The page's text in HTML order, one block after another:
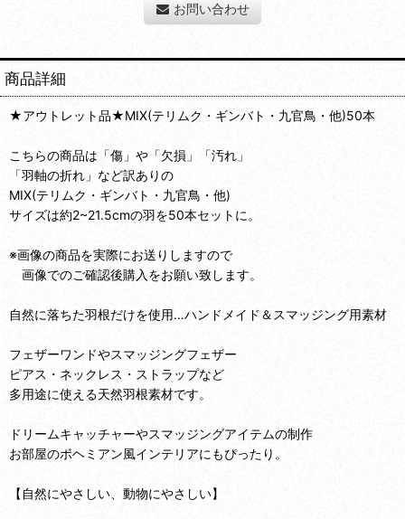
お問い合わせ
商品詳細
★アウトレット品★MIX(テリムク・ギンバト・九官鳥・他)50本
こちらの商品は「傷」や「欠損」「汚れ」
「羽軸の折れ」など訳ありの
MIX(テリムク・ギンバト・九官鳥・他)
サイズは約2~21.5cmの羽を50本セットに。
※画像の商品を実際にお送りしますので
画像でのご確認後購入をお願い致します。
自然に落ちた羽根だけを使用…ハンドメイド＆スマッジング用素材
フェザーワンドやスマッジングフェザー
ピアス・ネックレス・ストラップなど
多用途に使える天然羽根素材です。
ドリームキャッチャーやスマッジングアイテムの制作
お部屋のボヘミアン風インテリアにもぴったり。
【自然にやさしい、動物にやさしい】